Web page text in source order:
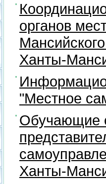
органов
Ханты-
"Местное
Обучающие
Ханты-